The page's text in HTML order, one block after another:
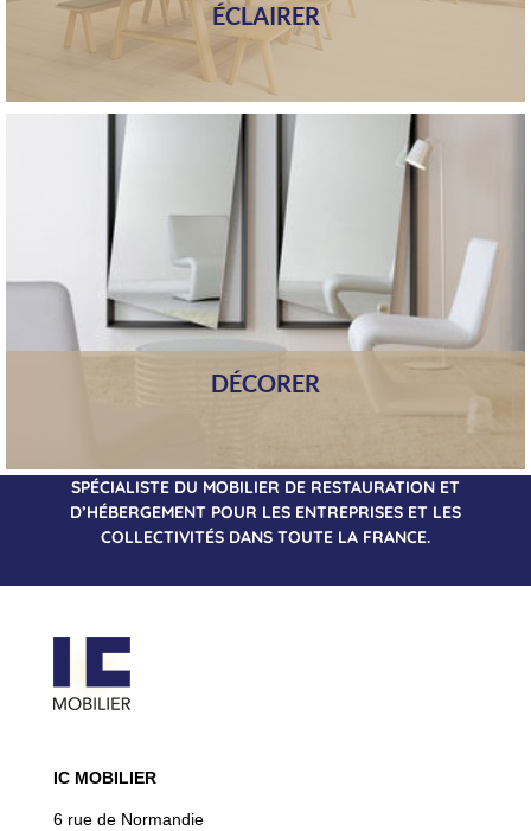
ÉCLAIRER
DÉCORER
SPÉCIALISTE DU MOBILIER DE RESTAURATION ET
D’HÉBERGEMENT POUR LES ENTREPRISES ET LES
COLLECTIVITÉS DANS TOUTE LA FRANCE.
IC MOBILIER
6 rue de Normandie